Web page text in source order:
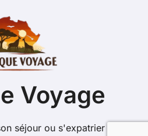
Voyage
séjour ou s'expatrier sur le